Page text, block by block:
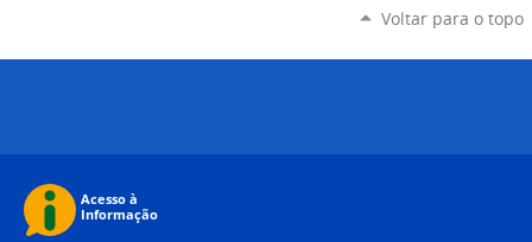
Voltar para o topo